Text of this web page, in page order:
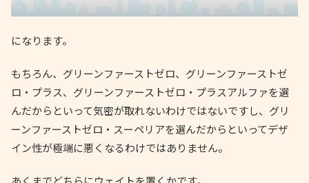
になります。
もちろん、グリーンファーストゼロ、グリーンファーストゼ
ロ・プラス、グリーンファーストゼロ・プラスアルファを選
んだからといって気密が取れないわけではないですし、グリ
ーンファーストゼロ・スーペリアを選んだからといってデザ
イン性が極端に悪くなるわけではありません。